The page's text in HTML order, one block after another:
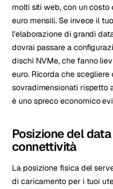
molti siti web, con un
euro mensili. Se invece il
l'elaborazione di grandi
dovrai passare a
dischi NVMe, che fanno
euro. Ricorda che scegliere
sovradimensionati rispetto
è uno spreco economico
Posizione del
connettività
La posizione fisica del
di caricamento per i tuoi